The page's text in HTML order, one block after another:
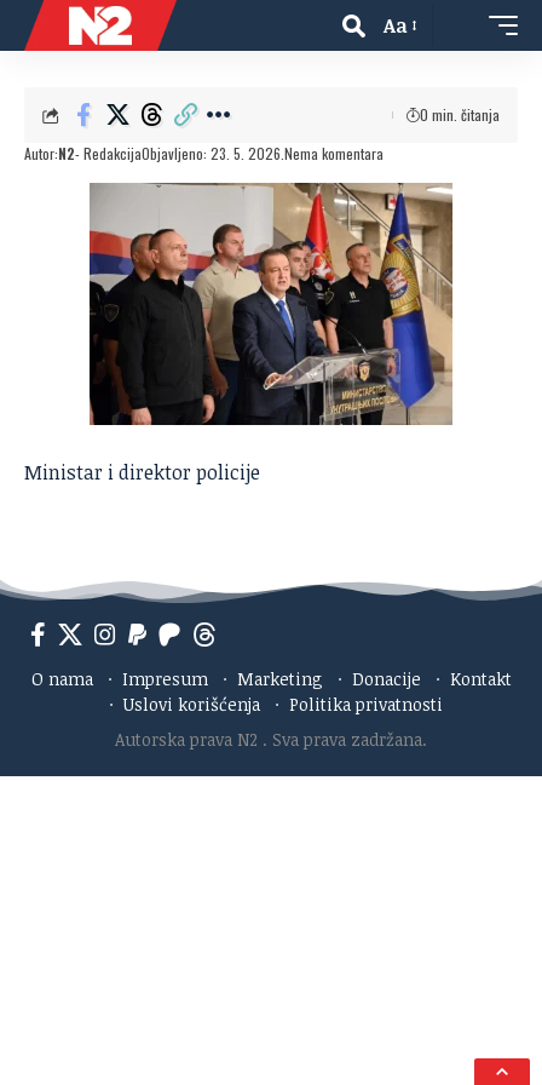
Aa
Autor:N2- RedakcijaObjavljeno: 23. 5. 2026. Nema komentara
0 min. čitanja
Ministar i direktor policije
O nama · Impresum · Marketing · Donacije · Kontakt
· Uslovi korišćenja · Politika privatnosti
Autorska prava N2 . Sva prava zadržana.